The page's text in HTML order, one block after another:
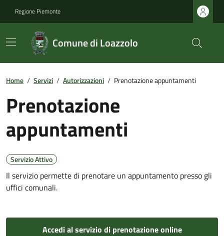
Regione Piemonte
Comune di Loazzolo
Home / Servizi / Autorizzazioni / Prenotazione appuntamenti
Prenotazione
appuntamenti
Servizio Attivo
Il servizio permette di prenotare un appuntamento presso gli
uffici comunali.
Accedi al servizio di prenotazione online